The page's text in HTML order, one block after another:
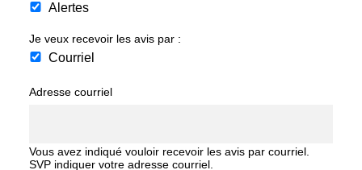
Alertes
Je veux recevoir les avis par :
Courriel
Adresse courriel
Vous avez indiqué vouloir recevoir les avis par courriel.
SVP indiquer votre adresse courriel.